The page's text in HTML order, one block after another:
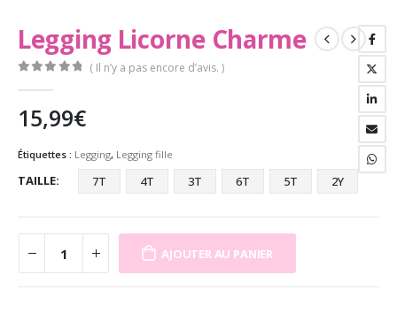
Legging Licorne Charme
( Il n’y a pas encore d’avis. )
15,99€
Étiquettes : Legging, Legging fille
TAILLE 7T 4T 3T 6T 5T 2Y
AJOUTER AU PANIER